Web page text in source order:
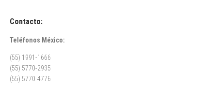
Contacto:
Teléfonos México:
(55) 1991-1666
(55) 5770-2935
(55) 5770-4776